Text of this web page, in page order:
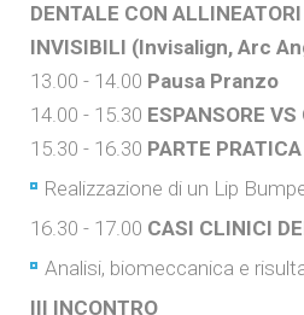
DENTALE CON
INVISIBILI (Invisalign, Arc
13.00 - 14.00 Pausa Pranzo
14.00 - 15.30 ESPANSORE
15.30 - 16.30 PARTE PRATICA
Realizzazione di un Lip
16.30 - 17.00 CASI CLINICI
Analisi, biomeccanica e
III INCONTRO